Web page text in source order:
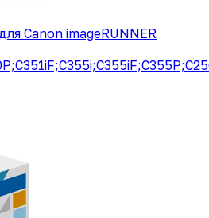
Canon imageRUNNER